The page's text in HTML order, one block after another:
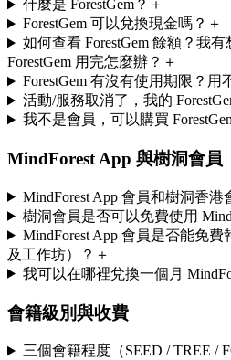
什麼是 ForestGem？ ＋
ForestGem 可以兌換現金嗎？ ＋
如何查看 ForestGem 餘額？我
ForestGem 用完怎麼辦？ ＋
ForestGem 有沒有使用期限？用
活動/服務取消了，我的
我不是會員，可以購買
MindForest App 與樹洞會員
MindForest App 會員和樹洞香港
樹洞會員是否可以免費使用
MindForest App 會員是否能免
及工作坊）？ ＋
我可以在哪裡兌換一個月
會籍級別與收費
三個會籍程度（SEED / TREE /